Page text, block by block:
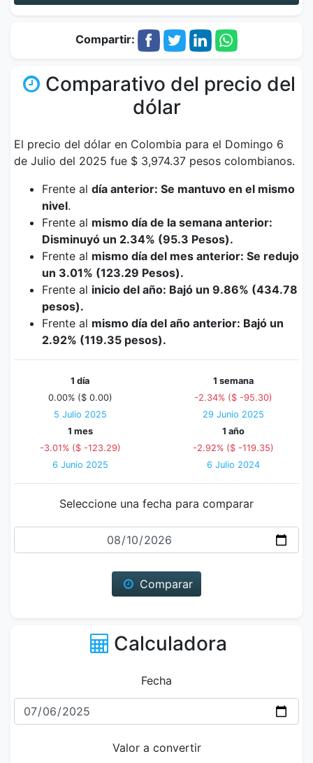
Compartir:
Comparativo del precio del
dólar
El precio del dólar en Colombia para el Domingo 6
de Julio del 2025 fue $ 3,974.37 pesos colombianos.
Frente al día anterior: Se mantuvo en el mismo
nivel.
Frente al mismo día de la semana anterior:
Disminuyó un 2.34% (95.3 Pesos).
Frente al mismo día del mes anterior: Se redujo
un 3.01% (123.29 Pesos).
Frente al inicio del año: Bajó un 9.86% (434.78
pesos).
Frente al mismo día del año anterior: Bajó un
2.92% (119.35 pesos).
1 día
0.00% ($ 0.00)
5 Julio 2025
1 semana
-2.34% ($ -95.30)
29 Junio 2025
1 mes
-3.01% ($ -123.29)
6 Junio 2025
1 año
-2.92% ($ -119.35)
6 Julio 2024
Seleccione una fecha para comparar
Fecha
Comparar
Calculadora
Fecha
Valor a convertir